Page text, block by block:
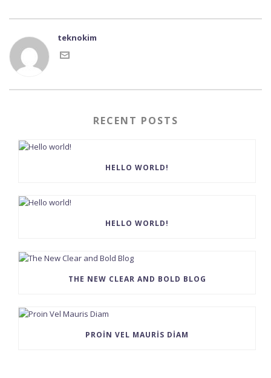
teknokim
RECENT POSTS
HELLO WORLD!
HELLO WORLD!
THE NEW CLEAR AND BOLD BLOG
PROIN VEL MAURIS DIAM